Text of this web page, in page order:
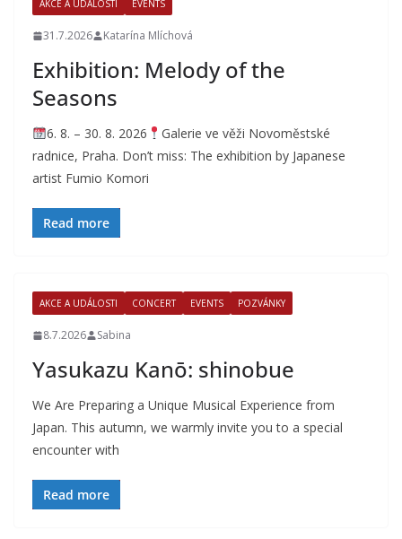
AKCE A UDÁLOSTI EVENTS
31.7.2026 Katarína Mlíchová
Exhibition: Melody of the
Seasons
6. 8. – 30. 8. 2026
Galerie ve věži Novoměstské
radnice, Praha. Don’t miss: The exhibition by Japanese
artist Fumio Komori
Read more
AKCE A UDÁLOSTI CONCERT EVENTS POZVÁNKY
8.7.2026 Sabina
Yasukazu Kanō: shinobue
We Are Preparing a Unique Musical Experience from
Japan. This autumn, we warmly invite you to a special
encounter with
Read more